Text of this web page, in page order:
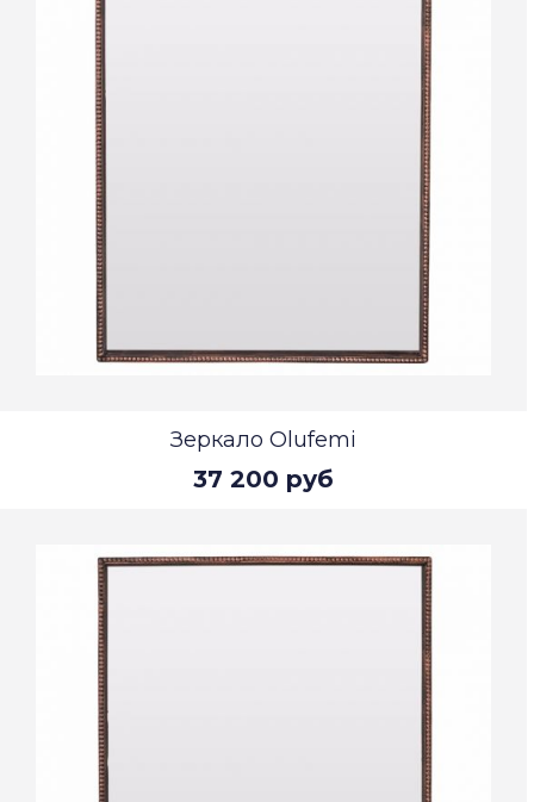
Зеркало Olufemi
37 200 руб